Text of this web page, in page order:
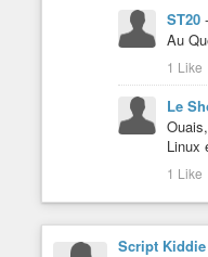
ST20 -
Au
1 Like
Le
Linux
1 Like
Script Kiddie